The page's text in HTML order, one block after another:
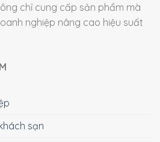
chỉ cung cấp sản phẩm mà
nghiệp nâng cao hiệu suất
sạn